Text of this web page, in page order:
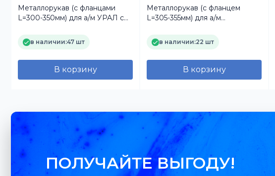
Металлорукав (с фланцами
L=300-350мм) для а/м УРАЛ с
в наличии:47 шт
В корзину
Металлорукав (с фланцем
L=305-355мм) для а/м
в наличии:22 шт
В корзину
ПОЛУЧАЙТЕ ВЫГОДУ!